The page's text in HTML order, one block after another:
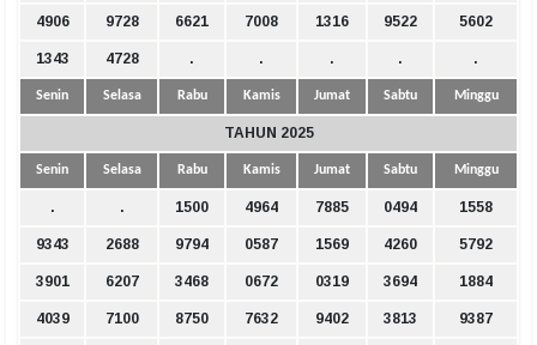
4906 9728 6621 7008 1316 9522 5602
1343 4728 . . . . .
Senin Selasa Rabu Kamis Jumat Sabtu Minggu
TAHUN 2025
Senin Selasa Rabu Kamis Jumat Sabtu Minggu
. . 1500 4964 7885 0494 1558
9343 2688 9794 0587 1569 4260 5792
3901 6207 3468 0672 0319 3694 1884
4039 7100 8750 7632 9402 3813 9387